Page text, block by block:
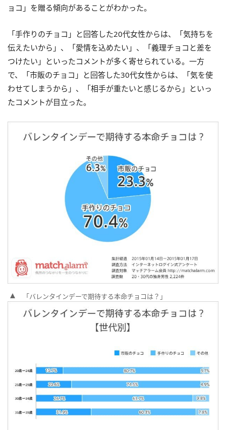
ョコ」を贈る傾向があることがわかった。
「手作りのチョコ」と回答した20代女性からは、「気持ちを
伝えたいから」、「愛情を込めたい」、「義理チョコと差を
つけたい」といったコメントが多く寄せられている。一方
で、「市販のチョコ」と回答した30代女性からは、「気を使
わせてしまうから」、「相手が重たいと感じるから」といっ
たコメントが目立った。
「バレンタインデーで期待する本命チョコは？」